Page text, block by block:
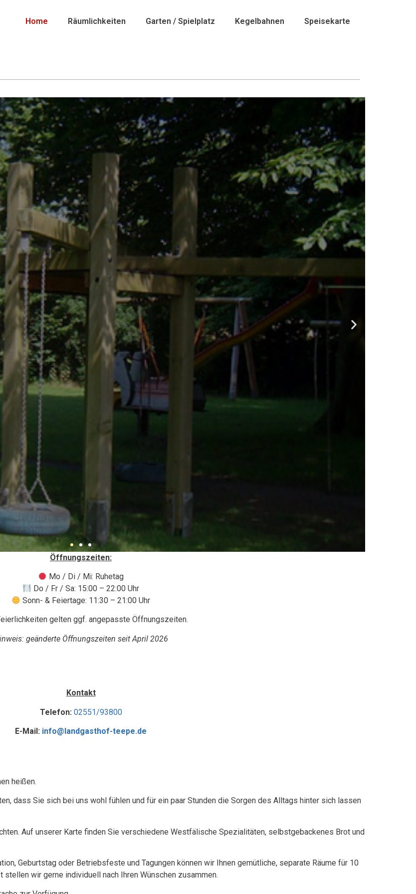
Home Räumlichkeiten Garten / Spielplatz Kegelbahnen Speisekarte
Öffnungszeiten:
Mo / Di / Mi: Ruhetag
Do / Fr / Sa: 15:00 – 22:00 Uhr
Sonn- & Feiertage: 11:30 – 21:00 Uhr
gelten ggf. angepasste Öffnungszeiten.
geänderte Öffnungszeiten seit April 2026
Kontakt
Telefon: 02551/93800
E-Mail: info@landgasthof-teepe.de
heißen.
dass Sie sich bei uns wohl fühlen und für ein paar Stunden die Sorgen des Alltags hinter sich lassen
Auf unserer Karte finden Sie verschiedene Westfälische Spezialitäten, selbstgebackenes Brot und
Geburtstag oder Betriebsfeste und Tagungen können wir Ihnen gemütliche, separate Räume für 10
wir gerne individuell nach Ihren Wünschen zusammen.